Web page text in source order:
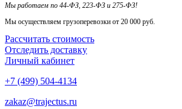
Мы работаем по 44-ФЗ, 223-ФЗ и 275-ФЗ!
Мы осуществляем грузоперевозки от 20 000 руб.
Рассчитать стоимость
Отследить доставку
Личный кабинет
+7 (499) 504-4134
zakaz@trajectus.ru